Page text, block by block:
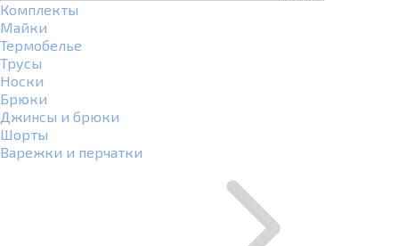
Комплекты
Майки
Термобелье
Трусы
Носки
Брюки
Джинсы и брюки
Шорты
Варежки и перчатки